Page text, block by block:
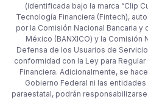
(identificada bajo la marca “Clip
Tecnología Financiera (Fintech),
por la Comisión Nacional Bancaria y
México (BANXICO) y la Comisión
Defensa de los Usuarios de
conformidad con la Ley para
Financiera. Adicionalmente, se
Gobierno Federal ni las
paraestatal, podrán